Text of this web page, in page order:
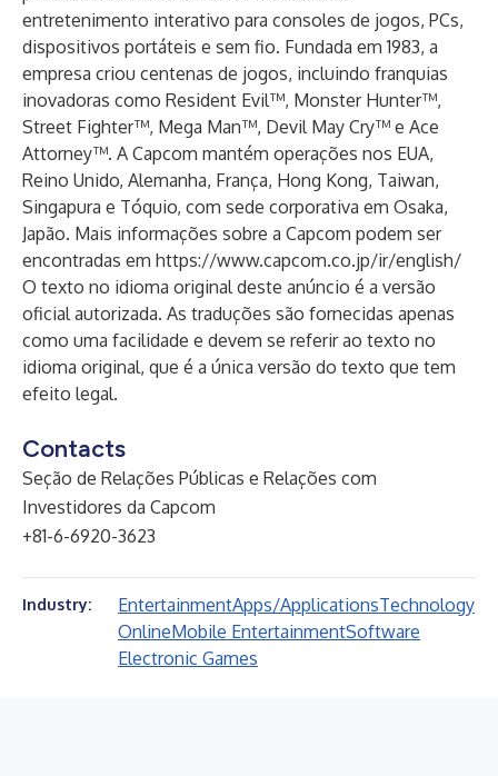
entretenimento interativo para consoles de jogos, PCs,
dispositivos portáteis e sem fio. Fundada em 1983, a
empresa criou centenas de jogos, incluindo franquias
inovadoras como Resident Evil™, Monster Hunter™,
Street Fighter™, Mega Man™, Devil May Cry™ e Ace
Attorney™. A Capcom mantém operações nos EUA,
Reino Unido, Alemanha, França, Hong Kong, Taiwan,
Singapura e Tóquio, com sede corporativa em Osaka,
Japão. Mais informações sobre a Capcom podem ser
encontradas em https://www.capcom.co.jp/ir/english/
O texto no idioma original deste anúncio é a versão
oficial autorizada. As traduções são fornecidas apenas
como uma facilidade e devem se referir ao texto no
idioma original, que é a única versão do texto que tem
efeito legal.
Contacts
Seção de Relações Públicas e Relações com
Investidores da Capcom
+81-6-6920-3623
Industry: EntertainmentApps/ApplicationsTechnology
OnlineMobile EntertainmentSoftware
Electronic Games